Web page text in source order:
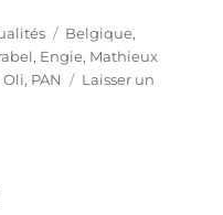
Étiquettes
Belgique,
, Engie, Mathieux
Oli, PAN
Laisser un